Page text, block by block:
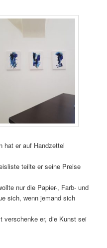
hat er auf Handzettel
teilte er seine Preise
nur die Papier-, Farb- und
sich, wenn jemand sich
verschenke er, die Kunst sei